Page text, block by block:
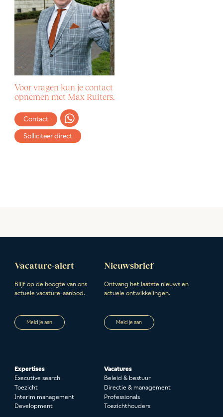
Voor vragen kun je contact
opnemen met Max Ruiters.
Contact
Solliciteer direct
Vacature-alert
Blijf op de hoogte van ons
actuele vacature-aanbod.
Meld je aan
Nieuwsbrief
Ontvang het laatste nieuws en
actuele ontwikkelingen.
Meld je aan
Expertises
Executive search
Toezicht
Interim management
Development
Vacatures
Beleid & bestuur
Directie & management
Professionals
Toezichthouders